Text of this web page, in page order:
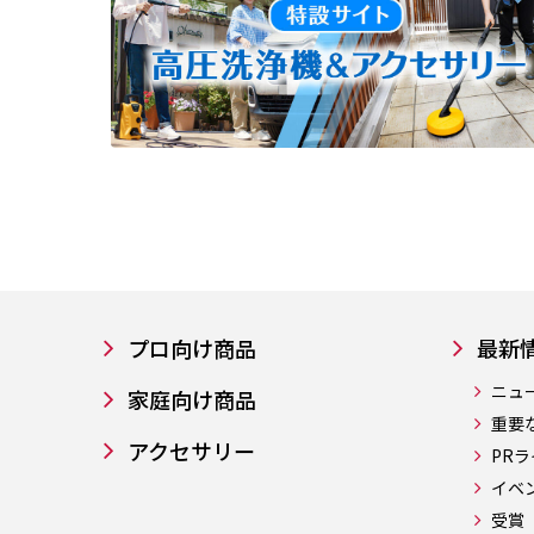
プロ向け商品
家庭向け商品
アクセサリー
最新
ニュ
重要
PR
イベ
受賞